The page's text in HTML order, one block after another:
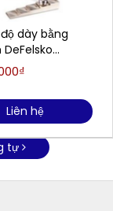
dày bằng
UTG M1 (1.00-
Liên hệ
tự